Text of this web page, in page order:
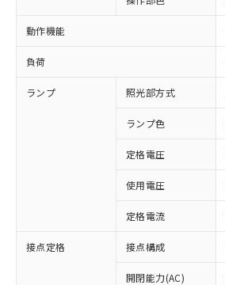
動作機能
負荷
ランプ 照光部方式
ランプ色
定格電圧
使用電圧
定格電流
接点定格 接点構成
開閉能力(AC)